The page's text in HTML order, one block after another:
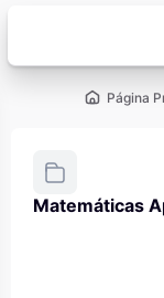
Página
Matemáticas